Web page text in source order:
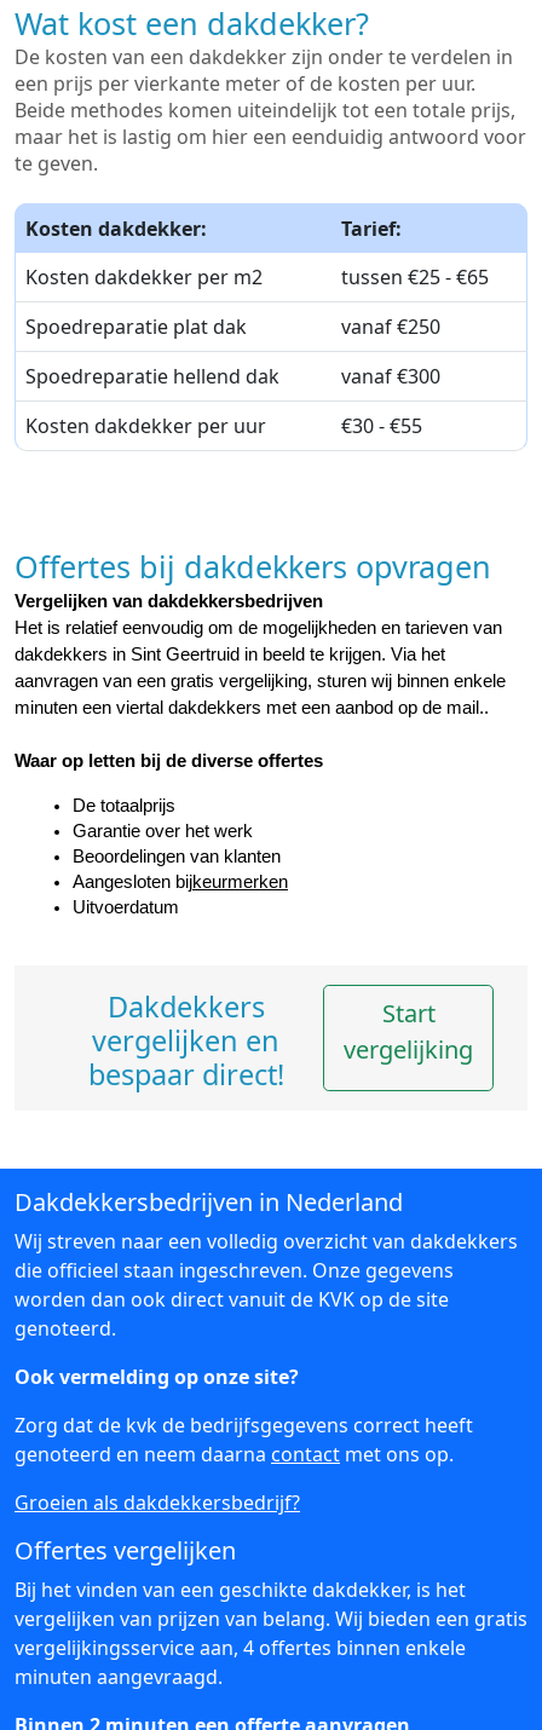
Wat kost een dakdekker?
De kosten van een dakdekker zijn onder te verdelen in
een prijs per vierkante meter of de kosten per uur.
Beide methodes komen uiteindelijk tot een totale prijs,
maar het is lastig om hier een eenduidig antwoord voor
te geven.
Kosten dakdekker:
Tarief:
Kosten dakdekker per m2
tussen €25 - €65
Spoedreparatie plat dak
vanaf €250
Spoedreparatie hellend dak
vanaf €300
Kosten dakdekker per uur
€30 - €55
Offertes bij dakdekkers opvragen
Vergelijken van dakdekkersbedrijven
Het is relatief eenvoudig om de mogelijkheden en tarieven van
dakdekkers in Sint Geertruid in beeld te krijgen. Via het
aanvragen van een gratis vergelijking, sturen wij binnen enkele
minuten een viertal dakdekkers met een aanbod op de mail..
Waar op letten bij de diverse offertes
De totaalprijs
Garantie over het werk
Beoordelingen van klanten
Aangesloten bijkeurmerken
Uitvoerdatum
Dakdekkers
vergelijken en
bespaar direct!
Start
vergelijking
Dakdekkersbedrijven in Nederland
Wij streven naar een volledig overzicht van dakdekkers
die officieel staan ingeschreven. Onze gegevens
worden dan ook direct vanuit de KVK op de site
genoteerd.
Ook vermelding op onze site?
Zorg dat de kvk de bedrijfsgegevens correct heeft
genoteerd en neem daarna contact met ons op.
Groeien als dakdekkersbedrijf?
Offertes vergelijken
Bij het vinden van een geschikte dakdekker, is het
vergelijken van prijzen van belang. Wij bieden een gratis
vergelijkingsservice aan, 4 offertes binnen enkele
minuten aangevraagd.